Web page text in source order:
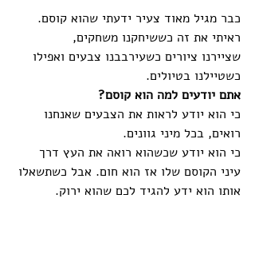
כבר מגיל מאוד צעיר ידעתי שהוא קוסם.
ראיתי את זה כששיחקנו משחקים,
שציירנו ציורים כשעירבבנו צבעים ואפילו
כשטיילנו בטיולים.
אתם יודעים למה הוא קוסם?
כי הוא יודע לראות את הצבעים שאנחנו
רואים, בכל מיני גוונים.
כי הוא יודע שכשהוא רואה את העץ דרך
עיני הקוסם שלו אז הוא חום. אבל כשתשאלו
אותו הוא ידע להגיד לכם שהוא ירוק.